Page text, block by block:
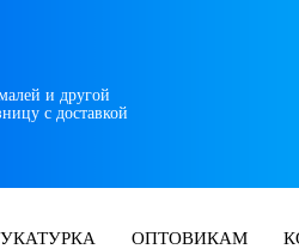
и другой
с доставкой
ОПТОВИКАМ